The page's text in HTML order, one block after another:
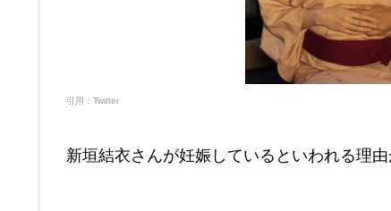
引用：Twitter
新垣結衣さんが妊娠しているといわれる理由